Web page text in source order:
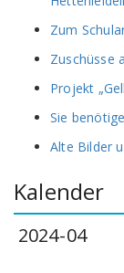
Zum
Zuschüsse
Projekt
Sie
Alte Bilder
Kalender